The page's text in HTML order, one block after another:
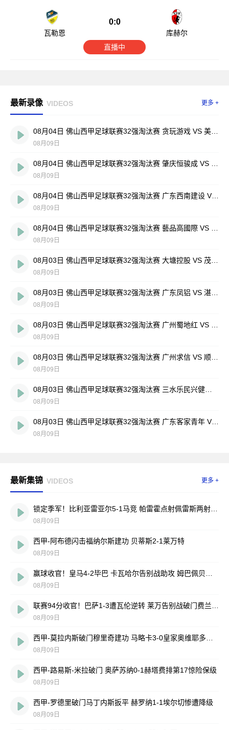
瓦勒恩
0:0
库赫尔
直播中
最新录像 VIDEOS 更多 +
08月09日
08月09日
08月04日 佛山西甲足球联赛32强淘汰赛 广东西南建设 VS 香港圣徒 全场录像
08月09日
08月09日
08月09日
08月09日
08月09日
08月09日
08月09日
08月03日 佛山西甲足球联赛32强淘汰赛 广东客家青年 VS 广州英华思力U17 全场录像
08月09日
最新集锦 VIDEOS 更多 +
08月09日
西甲-阿布德闪击福纳尔斯建功 贝蒂斯2-1莱万特
08月09日
08月09日
08月09日
08月09日
西甲-路易斯-米拉破门 奥萨苏纳0-1赫塔费排第17惊险保级
08月09日
西甲-罗德里破门马丁内斯扳平 赫罗纳1-1埃尔切惨遭降级
08月09日